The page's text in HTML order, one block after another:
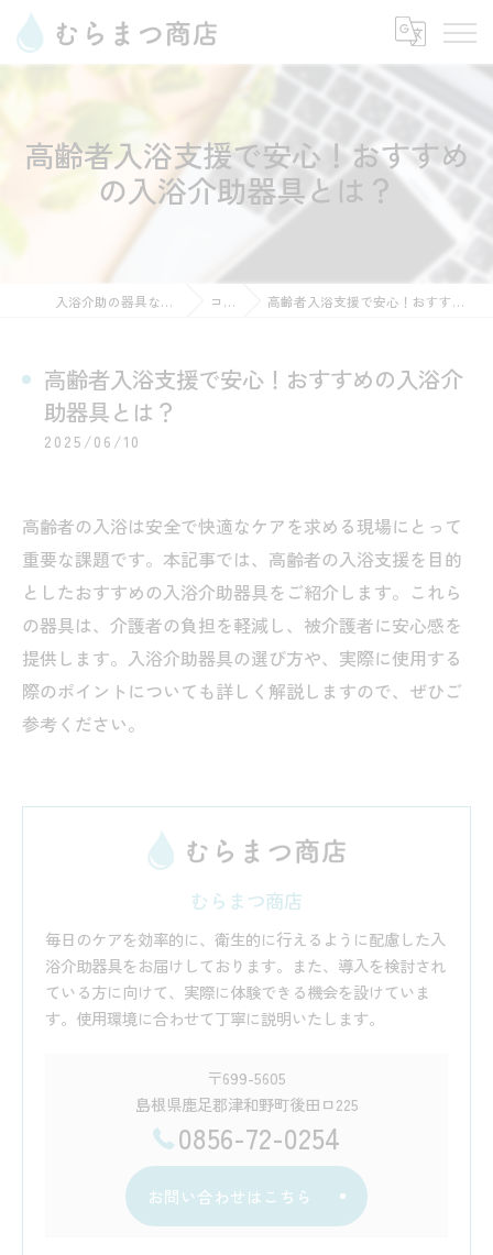
高齢者入浴支援で安心！おすすめ
の入浴介助器具とは？
入浴介助の器具ならむらまつ商店 コラム 高齢者入浴支援で安心！おすすめの入浴介助器具とは？
高齢者入浴支援で安心！おすすめの入浴介
助器具とは？
2025/06/10
高齢者の入浴は安全で快適なケアを求める現場にとって
重要な課題です。本記事では、高齢者の入浴支援を目的
としたおすすめの入浴介助器具をご紹介します。これら
の器具は、介護者の負担を軽減し、被介護者に安心感を
提供します。入浴介助器具の選び方や、実際に使用する
際のポイントについても詳しく解説しますので、ぜひご
参考ください。
むらまつ商店
毎日のケアを効率的に、衛生的に行えるように配慮した入
浴介助器具をお届けしております。また、導入を検討され
ている方に向けて、実際に体験できる機会を設けていま
す。使用環境に合わせて丁寧に説明いたします。
〒699-5605
島根県鹿足郡津和野町後田ロ225
0856-72-0254
お問い合わせはこちら